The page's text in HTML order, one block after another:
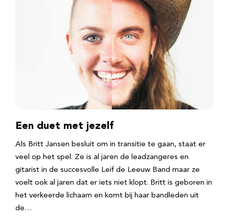
Een duet met jezelf
Als Britt Jansen besluit om in transitie te gaan, staat er
veel op het spel. Ze is al jaren de leadzangeres en
gitarist in de succesvolle Leif de Leeuw Band maar ze
voelt ook al jaren dat er iets niet klopt. Britt is geboren in
het verkeerde lichaam en komt bij haar bandleden uit
de…